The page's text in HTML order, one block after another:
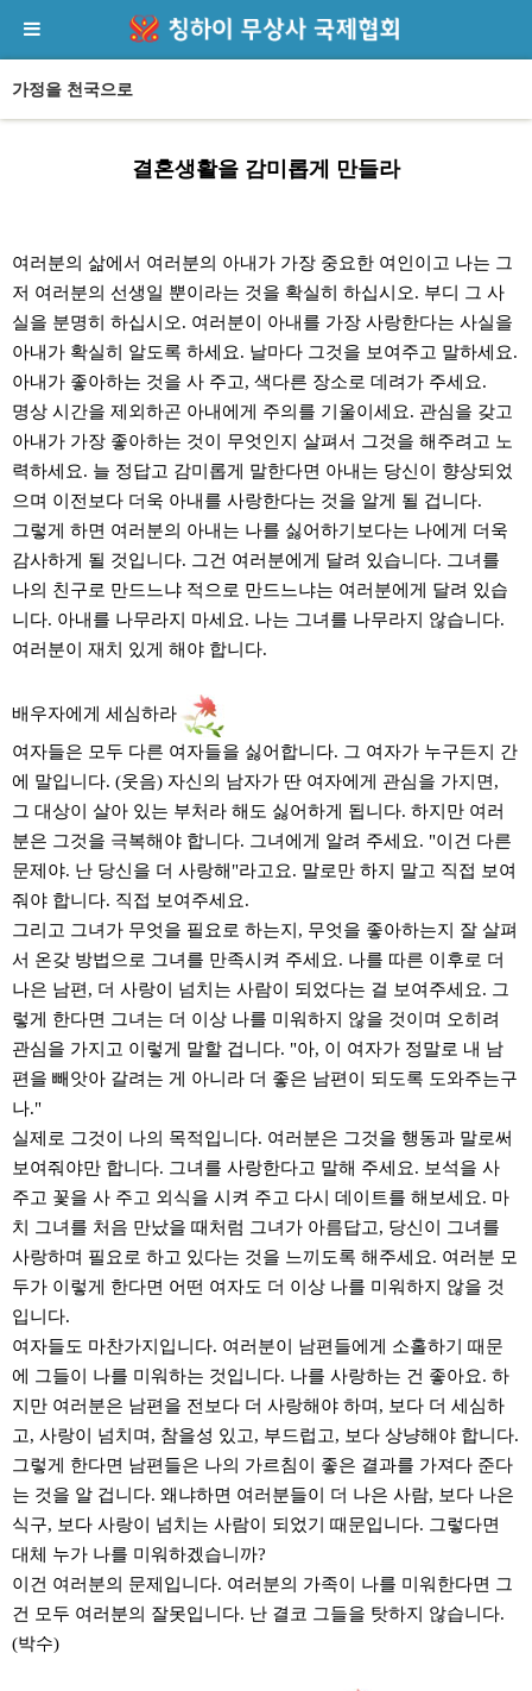
가정을 천국으로
결혼생활을 감미롭게 만들라
여러분의 삶에서 여러분의 아내가 가장 중요한 여인이고 나는 그
저 여러분의 선생일 뿐이라는 것을 확실히 하십시오. 부디 그 사
실을 분명히 하십시오. 여러분이 아내를 가장 사랑한다는 사실을
아내가 확실히 알도록 하세요. 날마다 그것을 보여주고 말하세요.
아내가 좋아하는 것을 사 주고, 색다른 장소로 데려가 주세요.
명상 시간을 제외하곤 아내에게 주의를 기울이세요. 관심을 갖고
아내가 가장 좋아하는 것이 무엇인지 살펴서 그것을 해주려고 노
력하세요. 늘 정답고 감미롭게 말한다면 아내는 당신이 향상되었
으며 이전보다 더욱 아내를 사랑한다는 것을 알게 될 겁니다.
그렇게 하면 여러분의 아내는 나를 싫어하기보다는 나에게 더욱
감사하게 될 것입니다. 그건 여러분에게 달려 있습니다. 그녀를
나의 친구로 만드느냐 적으로 만드느냐는 여러분에게 달려 있습
니다. 아내를 나무라지 마세요. 나는 그녀를 나무라지 않습니다.
여러분이 재치 있게 해야 합니다.
배우자에게 세심하라
여자들은 모두 다른 여자들을 싫어합니다. 그 여자가 누구든지 간
에 말입니다. (웃음) 자신의 남자가 딴 여자에게 관심을 가지면,
그 대상이 살아 있는 부처라 해도 싫어하게 됩니다. 하지만 여러
분은 그것을 극복해야 합니다. 그녀에게 알려 주세요. "이건 다른
문제야. 난 당신을 더 사랑해"라고요. 말로만 하지 말고 직접 보여
줘야 합니다. 직접 보여주세요.
그리고 그녀가 무엇을 필요로 하는지, 무엇을 좋아하는지 잘 살펴
서 온갖 방법으로 그녀를 만족시켜 주세요. 나를 따른 이후로 더
나은 남편, 더 사랑이 넘치는 사람이 되었다는 걸 보여주세요. 그
렇게 한다면 그녀는 더 이상 나를 미워하지 않을 것이며 오히려
관심을 가지고 이렇게 말할 겁니다. "아, 이 여자가 정말로 내 남
편을 빼앗아 갈려는 게 아니라 더 좋은 남편이 되도록 도와주는구
나."
실제로 그것이 나의 목적입니다. 여러분은 그것을 행동과 말로써
보여줘야만 합니다. 그녀를 사랑한다고 말해 주세요. 보석을 사
주고 꽃을 사 주고 외식을 시켜 주고 다시 데이트를 해보세요. 마
치 그녀를 처음 만났을 때처럼 그녀가 아름답고, 당신이 그녀를
사랑하며 필요로 하고 있다는 것을 느끼도록 해주세요. 여러분 모
두가 이렇게 한다면 어떤 여자도 더 이상 나를 미워하지 않을 것
입니다.
여자들도 마찬가지입니다. 여러분이 남편들에게 소홀하기 때문
에 그들이 나를 미워하는 것입니다. 나를 사랑하는 건 좋아요. 하
지만 여러분은 남편을 전보다 더 사랑해야 하며, 보다 더 세심하
고, 사랑이 넘치며, 참을성 있고, 부드럽고, 보다 상냥해야 합니다.
그렇게 한다면 남편들은 나의 가르침이 좋은 결과를 가져다 준다
는 것을 알 겁니다. 왜냐하면 여러분들이 더 나은 사람, 보다 나은
식구, 보다 사랑이 넘치는 사람이 되었기 때문입니다. 그렇다면
대체 누가 나를 미워하겠습니까?
이건 여러분의 문제입니다. 여러분의 가족이 나를 미워한다면 그
건 모두 여러분의 잘못입니다. 난 결코 그들을 탓하지 않습니다.
(박수)